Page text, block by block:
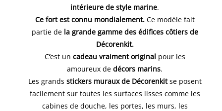
intérieure de style marine.
Ce fort est connu mondialement. Ce modèle fait
partie dela grande gamme des édifices côtiers de
Décorenkit.
C‘est un cadeau vraiment original pour les
amoureux de décors marins.
Les grands stickers muraux de Décorenkitse posent
facilement sur toutes les surfaces lisses comme les
cabines de douche, les portes, les murs, les